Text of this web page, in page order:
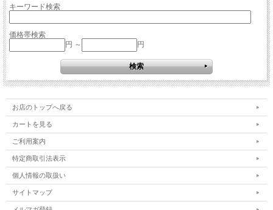
キーワード検索
価格帯検索
円 ～
円
お店のトップへ戻る
カートを見る
ご利用案内
特定商取引法表示
個人情報の取扱い
サイトマップ